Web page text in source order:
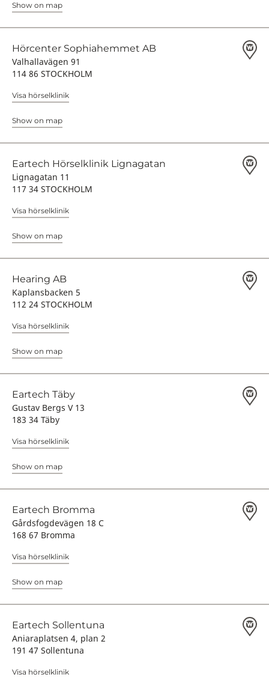
Show on map
Hörcenter Sophiahemmet AB
Valhallavägen 91
114 86 STOCKHOLM
Visa hörselklinik
Show on map
Eartech Hörselklinik Lignagatan
Lignagatan 11
117 34 STOCKHOLM
Visa hörselklinik
Show on map
Hearing AB
Kaplansbacken 5
112 24 STOCKHOLM
Visa hörselklinik
Show on map
Eartech Täby
Gustav Bergs V 13
183 34 Täby
Visa hörselklinik
Show on map
Eartech Bromma
Gårdsfogdevägen 18 C
168 67 Bromma
Visa hörselklinik
Show on map
Eartech Sollentuna
Aniaraplatsen 4, plan 2
191 47 Sollentuna
Visa hörselklinik